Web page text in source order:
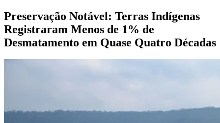
Preservação Notável: Terras Indígenas
Registraram Menos de 1% de
Desmatamento em Quase Quatro Décadas